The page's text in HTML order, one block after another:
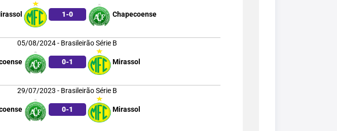
1-0 Chapecoense
05/08/2024 - Brasileirão Série B
0-1 Mirassol
29/07/2023 - Brasileirão Série B
0-1 Mirassol